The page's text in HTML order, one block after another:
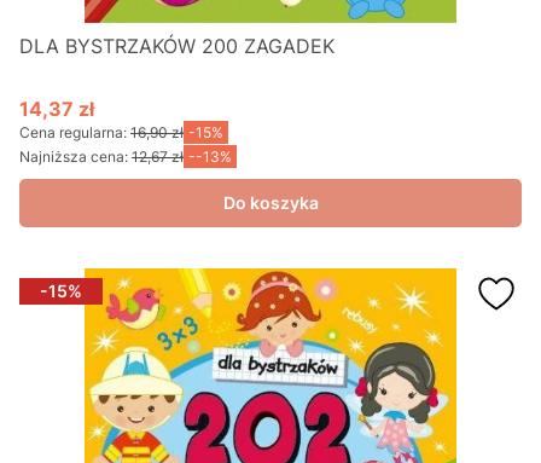
DLA BYSTRZAKÓW 200 ZAGADEK
Cena promocyjna
14,37 zł
Cena regularna: 16,90 zł -15%
Najniższa cena: 12,67 zł --13%
Do koszyka
-15%